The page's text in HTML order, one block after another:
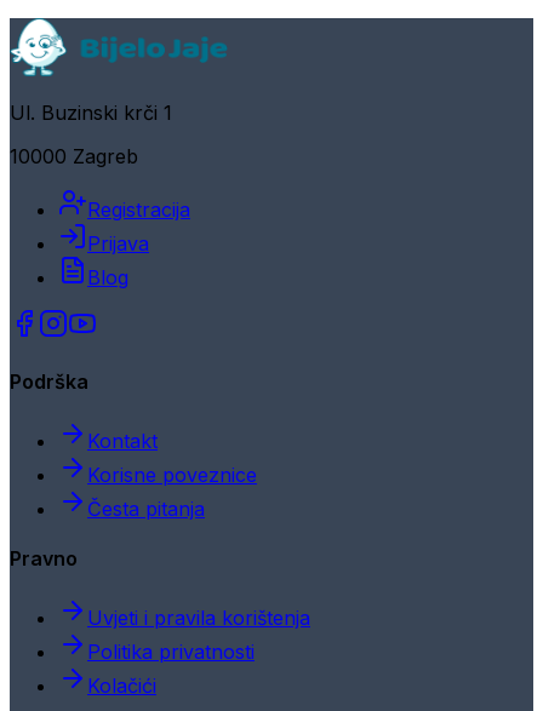
Ul. Buzinski krči 1
10000 Zagreb
Registracija
Prijava
Blog
Podrška
Kontakt
Korisne poveznice
Česta pitanja
Pravno
Uvjeti i pravila korištenja
Politika privatnosti
Kolačići